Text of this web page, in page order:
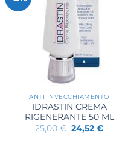
ANTI INVECCHIAMENTO
IDRASTIN CREMA
RIGENERANTE 50 ML
25,00€ Il
prezzo
24,52€Il